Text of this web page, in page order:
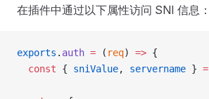
在插件中通过以下属性访问 SNI 信息：
exports . auth = ( req) => {
  const
{ sniValue, servername } =